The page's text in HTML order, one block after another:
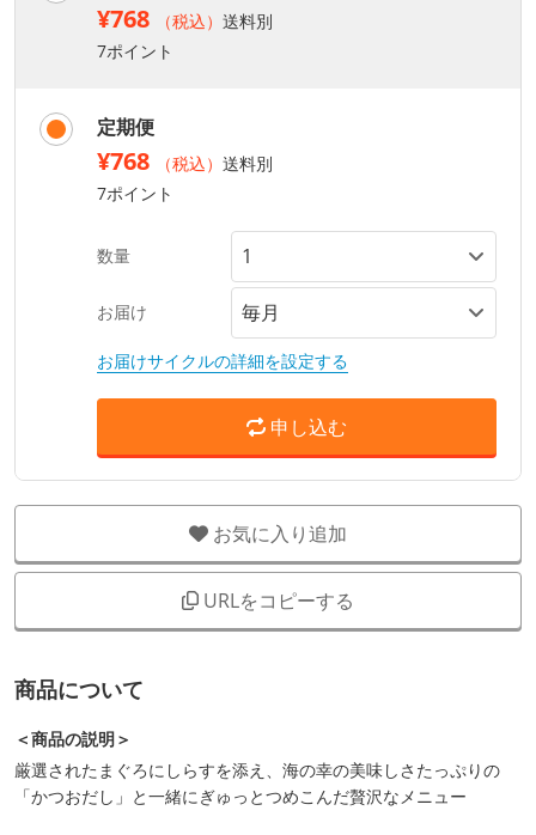
¥768 （税込） 送料別
7ポイント
定期便
¥768 （税込） 送料別
7ポイント
数量
お届け
お届けサイクルの詳細を設定する
申し込む
お気に入り追加
URLをコピーする
商品について
＜商品の説明＞
厳選されたまぐろにしらすを添え、海の幸の美味しさたっぷりの
「かつおだし」と一緒にぎゅっとつめこんだ贅沢なメニュー